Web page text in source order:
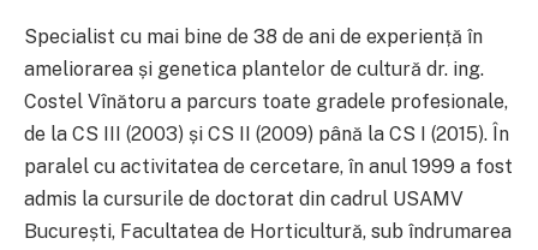
Specialist cu mai bine de 38 de ani de experiență în
ameliorarea și genetica plantelor de cultură dr. ing.
Costel Vînătoru a parcurs toate gradele profesionale,
de la CS III (2003) și CS II (2009) până la CS I (2015). În
paralel cu activitatea de cercetare, în anul 1999 a fost
admis la cursurile de doctorat din cadrul USAMV
București, Facultatea de Horticultură, sub îndrumarea